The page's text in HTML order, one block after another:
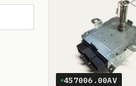
457006.00AV